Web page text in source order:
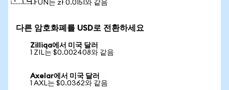
1 FUN는 zł 0.0151와 같음
다른 암호화폐를 USD로 전환하세요
Zilliqa에서 미국 달러
1 ZIL는 $0.002408와 같음
Axelar에서 미국 달러
1 AXL는 $0.0362와 같음